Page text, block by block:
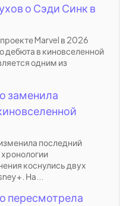
о Сэди Синк в
Marvel в 2026
дебюта в киновселенной
одним из
заменила
последний
коснулись двух
На...
пересмотрела